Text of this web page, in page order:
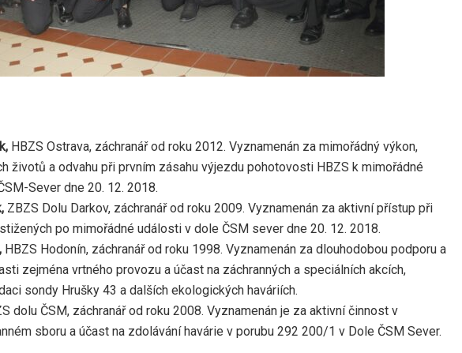
HBZS Ostrava, záchranář od roku 2012. Vyznamenán za mimořádný výkon,
životů a odvahu při prvním zásahu výjezdu pohotovosti HBZS k mimořádné
Sever dne 20. 12. 2018.
ZBZS Dolu Darkov, záchranář od roku 2009. Vyznamenán za aktivní přístup při
po mimořádné události v dole ČSM sever dne 20. 12. 2018.
HBZS Hodonín, záchranář od roku 1998. Vyznamenán za dlouhodobou podporu a
zejména vrtného provozu a účast na záchranných a speciálních akcích,
sondy Hrušky 43 a dalších ekologických haváriích.
dolu ČSM, záchranář od roku 2008. Vyznamenán je za aktivní činnost v
sboru a účast na zdolávání havárie v porubu 292 200/1 v Dole ČSM Sever.